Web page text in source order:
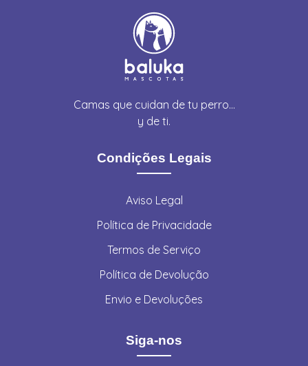
Camas que cuidan de tu perro…
y de ti.
Condições Legais
Aviso Legal
Política de Privacidade
Termos de Serviço
Política de Devolução
Envio e Devoluções
Siga-nos